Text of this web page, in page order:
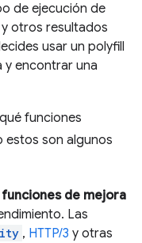
de ejecución de
otros resultados
usar un polyfill
y encontrar una
funciones
son algunos
funciones de mejora
Las
, HTTP/3 y otras